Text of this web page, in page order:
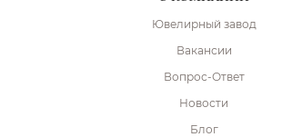
Ювелирный завод
Вакансии
Вопрос-Ответ
Новости
Блог